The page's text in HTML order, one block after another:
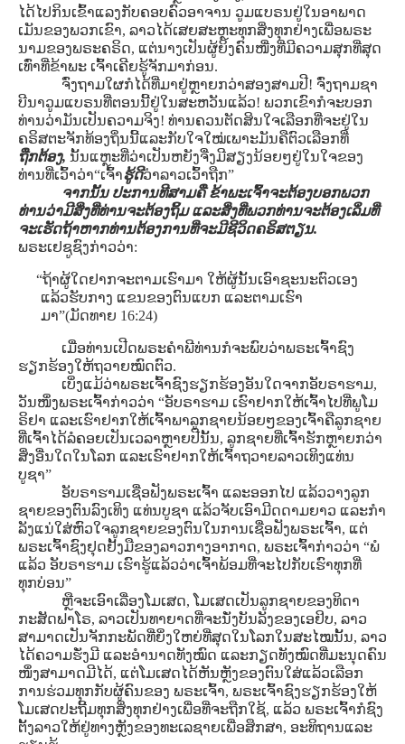
ໄດ້ໄປກິນເຂົ້າແລງກັບຄອບຄົວອາຈານ ວູມແບຣນຢູ່ໃນອາພາດ
ເມັນຂອງພວກເຂົາ, ລາວໄດ້ເສຍສະຫຼະທຸກສິ່ງທຸກຢ່າງເພື່ອພຣະ
ນາມຂອງພຣະຄຣິດ, ແຕ່ນາງເປັນຜູ້ຍິງຄົນໜື່ງທີ່ມີຄວາມສຸກທີ່ສຸດ
ເທົ່າທີ່ຂ້າພະ ເຈົ້າເຄີຍຮູ້ຈັກມາກ່ອນ.
ຈົ່ງຖາມໃຜກໍໄດ້ທີ່ມາຢູ່ຫຼາຍກວ່າສອງສາມປີ! ຈົ່ງຖາມຊາ
ບີນາວູມແບຣນທີ່ຕອນນີ້ຢູ່ໃນສະຫວັນແລ້ວ! ພວກເຂົາກໍຈະບອກ
ທ່ານວ່າມັນເປັນຄວາມຈິງ! ທ່ານຄວນຕັດສິນໃຈເລືອກທີ່ຈະຢູ່ໃນ
ຄຣິສຕະຈັກທ້ອງຖິ່ນນີ້ແລະກັບໃຈໃໝ່ເພາະມັນຄືຕົວເລືອກທີ່
ຖືກຕ້ອງ, ນັ້ນແຫຼະທີ່ວ່າເປັນຫຍັງຈື່ງມີສຽງນ້ອຍໆຢູ່ໃນໃຈຂອງ
ທ່ານທີ່ເວົ້າວ່າ“ເຈົ້າຮູ້ດີວ່າລາວເວົ້າຖືກ”
ຈາກນັ້ນ ປະການທີສາມຄື ຂ້າພະເຈົ້າຈະຕ້ອງບອກພວກ
ທ່ານວ່າມີສິ່ງທີ່ທ່ານຈະຕ້ອງຖິ້ມ ແລະສິ່ງທີ່ພວກທ່ານຈະຕ້ອງເລິ່ມທີ່
ຈະເຮັດຖ້າຫາກທ່ານຕ້ອງການທີ່ຈະມີຊີວິດຄຣິສຕຽນ.
ພຣະເຢຊູຊົງກ່າວວ່າ:
“ຖ້າຜູ້ໃດຢາກຈະຕາມເຮົາມາ ໃຫ້ຜູ້ນັ້ນເອົາຊະນະຕົວເອງ
ແລ້ວຮັບກາງ ແຂນຂອງຕົນແບກ ແລະຕາມເຮົາ
ມາ”(ມັດທາຍ 16:24)
ເມື່ອທ່ານເປີດພຣະຄໍາພີທ່ານກໍຈະພົບວ່າພຣະເຈົ້າຊົງ
ຮຽກຮ້ອງໃຫ້ຖວາຍໝົດຕົວ.
ເບິ່ງແມ້ວ່າພຣະເຈົ້າຊົງຮຽກຮ້ອງອັນໃດຈາກອັບຣາຮາມ,
ວັນໜຶ່ງພຣະເຈົ້າກ່າວວ່າ “ອັບຣາຮາມ ເຮົາຢາກໃຫ້ເຈົ້າໄປທີ່ພູໂມ
ຣິຢາ ແລະເຮົາຢາກໃຫ້ເຈົ້າພາລູກຊາຍນ້ອຍໆຂອງເຈົ້າຄືລູກຊາຍ
ທີ່ເຈົ້າໄດ້ລໍຄອຍເປັນເວລາຫຼາຍປີນັ້ນ, ລູກຊາຍທີ່ເຈົ້າຮັກຫຼາຍກວ່າ
ສິ່ງອື່ນໃດໃນໂລກ ແລະເຮົາຢາກໃຫ້ເຈົ້າຖວາຍລາວເທິງແທ່ນ
ບູຊາ”
ອັບຣາຮາມເຊື່ອຟັງພຣະເຈົ້າ ແລະອອກໄປ ແລ້ວວາງລູກ
ຊາຍຂອງຕົນລົງເທິງ ແທ່ນບູຊາ ແລ້ວຈັບເອົາມີດດາມຍາວ ແລະກໍາ
ລັງແນ່ໃສ່ຫົວໃຈລູກຊາຍຂອງຕົນໃນການເຊື່ອຟັງພຣະເຈົ້າ, ແຕ່
ພຣະເຈົ້າຊົງຢຸດຢັ້ງມືຂອງລາວກາງອາກາດ, ພຣະເຈົ້າກ່າວວ່າ “ພໍ
ແລ້ວ ອັບຣາຮາມ ເຮົາຮູ້ແລ້ວວ່າເຈົ້າພ້ອມທີ່ຈະໄປກັບເຮົາທຸກທີ່
ທຸກບ່ອນ”
ຫຼືຈະເອົາເລື່ອງໂມເສດ, ໂມເສດເປັນລູກຊາຍຂອງທິດາ
ກະສັດຟາໂຣ, ລາວເປັນທາຍາດທີ່ຈະນັ່ງບັນລັງຂອງເອຢິບ, ລາວ
ສາມາດເປັນຈັກກະພັດທີ່ຍິ່ງໃຫຍ່ທີ່ສຸດໃນໂລກໃນສະໄໝນັ້ນ, ລາວ
ໄດ້ຄວາມຮັ່ງມີ ແລະອໍານາດທັງໝົດ ແລະກຽດທັງໝົດທີ່ມະນຸດຄົນ
ໜຶ່ງສາມາດມີໄດ້, ແຕ່ໂມເສດໄດ້ຫັນຫຼັງຂອງຕົນໃສ່ແລ້ວເລືອກ
ການຮ່ວມທຸກກັບຜູ້ຄົນຂອງ ພຣະເຈົ້າ, ພຣະເຈົ້າຊົງຮຽກຮ້ອງໃຫ້
ໂມເສດປະຖີ້ມທຸກສິ່ງທຸກຢ່າງເພື່ອທີ່ຈະຖືກໃຊ້, ແລ້ວ ພຣະເຈົ້າກໍຊົງ
ຕັ້ງລາວໃຫ້ຢູ່ທາງຫຼັງຂອງທະເລຊາຍເພື່ອສຶກສາ, ອະທິຖານແລະ